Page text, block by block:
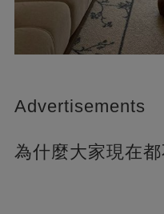
Advertisements
為什麼大家現在